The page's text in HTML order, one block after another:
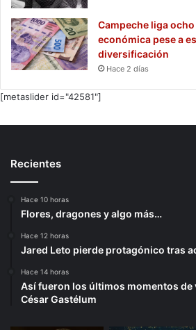
Campeche liga
económica pese a
diversificación
Hace 2 días
[metaslider id="42581"]
Recientes
Hace 10 horas
Flores, dragones y algo más…
Hace 12 horas
Jared Leto pierde protagónico tras
Hace 14 horas
Así fueron los últimos momentos de
César Gastélum